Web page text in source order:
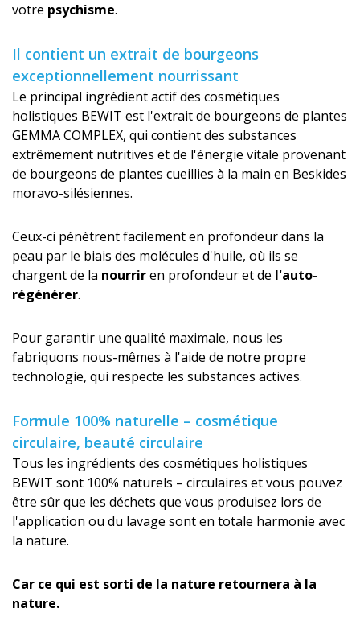
votre psychisme.
Il contient un extrait de bourgeons
exceptionnellement nourrissant
Le principal ingrédient actif des cosmétiques
holistiques BEWIT est l'extrait de bourgeons de plantes
GEMMA COMPLEX, qui contient des substances
extrêmement nutritives et de l'énergie vitale provenant
de bourgeons de plantes cueillies à la main en Beskides
moravo-silésiennes.
Ceux-ci pénètrent facilement en profondeur dans la
peau par le biais des molécules d'huile, où ils se
chargent de la nourriren profondeur et de l'auto-
régénérer.
Pour garantir une qualité maximale, nous les
fabriquons nous-mêmes à l'aide de notre propre
technologie, qui respecte les substances actives.
Formule 100% naturelle – cosmétique
circulaire, beauté circulaire
Tous les ingrédients des cosmétiques holistiques
BEWIT sont 100% naturels – circulaires et vous pouvez
être sûr que les déchets que vous produisez lors de
l'application ou du lavage sont en totale harmonie avec
la nature.
Car ce qui est sorti de la nature retournera à la
nature.